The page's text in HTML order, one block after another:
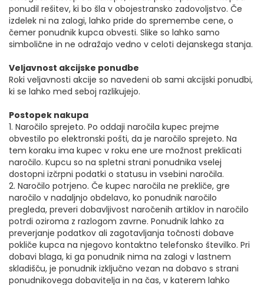
ponudil rešitev, ki bo šla v obojestransko zadovoljstvo. Če
izdelek ni na zalogi, lahko pride do spremembe cene, o
čemer ponudnik kupca obvesti. Slike so lahko samo
simbolične in ne odražajo vedno v celoti dejanskega stanja.
Veljavnost akcijske ponudbe
Roki veljavnosti akcije so navedeni ob sami akcijski ponudbi,
ki se lahko med seboj razlikujejo.
Postopek nakupa
1. Naročilo sprejeto. Po oddaji naročila kupec prejme
obvestilo po elektronski pošti, da je naročilo sprejeto. Na
tem koraku ima kupec v roku ene ure možnost preklicati
naročilo. Kupcu so na spletni strani ponudnika vselej
dostopni izčrpni podatki o statusu in vsebini naročila.
2. Naročilo potrjeno. Če kupec naročila ne prekliče, gre
naročilo v nadaljnjo obdelavo, ko ponudnik naročilo
pregleda, preveri dobavljivost naročenih artiklov in naročilo
potrdi oziroma z razlogom zavrne. Ponudnik lahko za
preverjanje podatkov ali zagotavljanja točnosti dobave
pokliče kupca na njegovo kontaktno telefonsko številko. Pri
dobavi blaga, ki ga ponudnik nima na zalogi v lastnem
skladišču, je ponudnik izključno vezan na dobavo s strani
ponudnikovega dobavitelja in na čas, v katerem lahko